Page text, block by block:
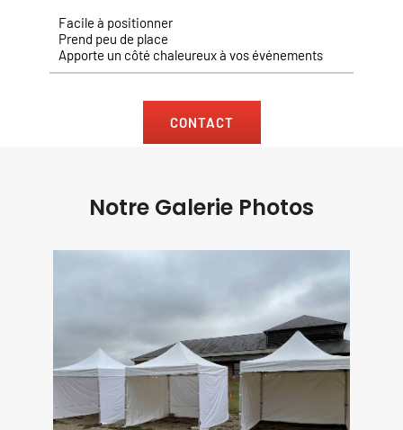
Facile à positionner
Prend peu de place
Apporte un côté chaleureux à vos événements
CONTACT
Notre Galerie Photos